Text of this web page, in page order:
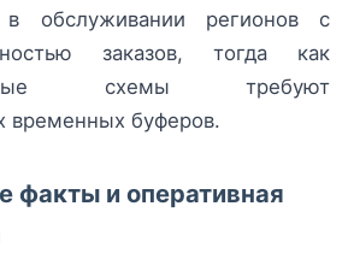
в обслуживании регионов с
заказов, тогда как
схемы требуют
временных буферов.
факты и оперативная